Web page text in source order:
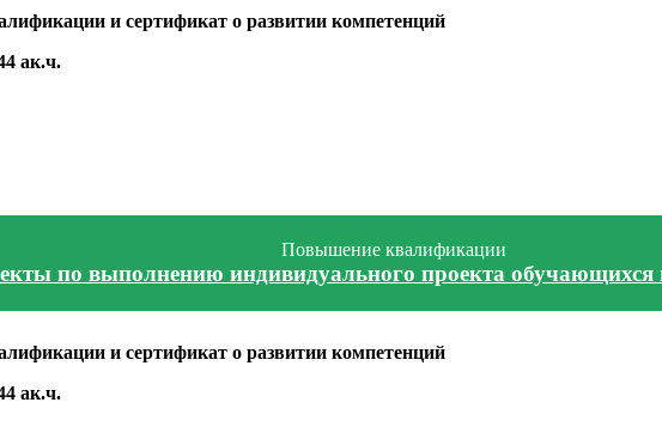
и сертификат о развитии компетенций
ак.ч.
Повышение квалификации
по выполнению индивидуального проекта
и сертификат о развитии компетенций
ак.ч.